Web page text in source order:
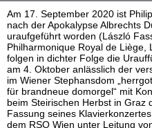
Am 17. September 2020 ist
nach der Apokalypse Albrechts
uraufgeführt worden (László
Philharmonique Royal de
folgen in dichter Folge die
am 4. Oktober anlässlich der
im Wiener Stephansdom
für brandneue domorgel“ mit
beim Steirischen Herbst in Graz
Fassung seines
dem RSO Wien unter Leitung